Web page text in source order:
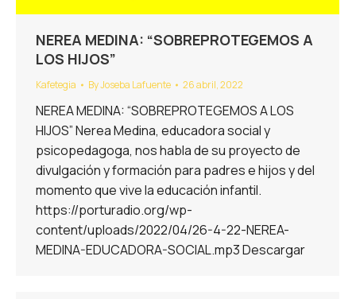
NEREA MEDINA: “SOBREPROTEGEMOS A
LOS HIJOS”
Kafetegia ByJoseba Lafuente 26 abril, 2022
NEREA MEDINA: “SOBREPROTEGEMOS A LOS
HIJOS” Nerea Medina, educadora social y
psicopedagoga, nos habla de su proyecto de
divulgación y formación para padres e hijos y del
momento que vive la educación infantil.
https://porturadio.org/wp-
content/uploads/2022/04/26-4-22-NEREA-
MEDINA-EDUCADORA-SOCIAL.mp3 Descargar